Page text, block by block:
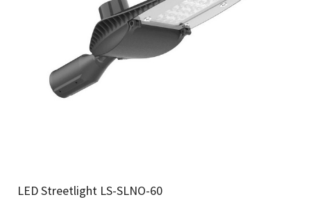
LED Streetlight LS-SLNO-60